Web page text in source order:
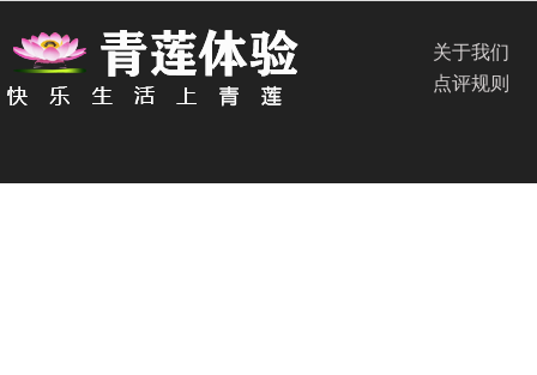
关于我们
点评规则